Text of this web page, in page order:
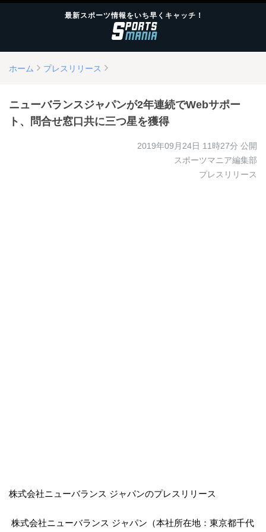
最新スポーツ情報をいち早くキャッチ！
ホーム プレスリリース
ニューバランスジャパンが2年連続でWebサポー
ト、問合せ窓口共に三つ星を獲得
2019年09月24日 11時27分 公開
スポーツマニア編集部
プレスリリース
株式会社ニューバランス ジャパンのプレスリリース
株式会社ニューバランス ジャパン（本社所在地：東京都千代